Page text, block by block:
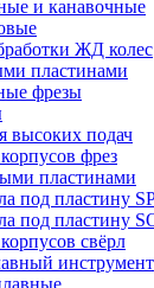
и канавочные
ЖД колес
пластинами
фрезы
высоких подач
фрез
пластинами
под пластину
под пластину
свёрл
инструмент